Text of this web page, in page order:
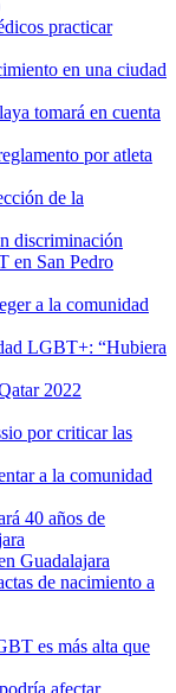
practicar
en una ciudad
tomará en cuenta
por atleta
de la
discriminación
en San Pedro
a la comunidad
LGBT+: “Hubiera
2022
por criticar las
a la comunidad
40 años de
Guadalajara
de nacimiento a
es más alta que
afectar